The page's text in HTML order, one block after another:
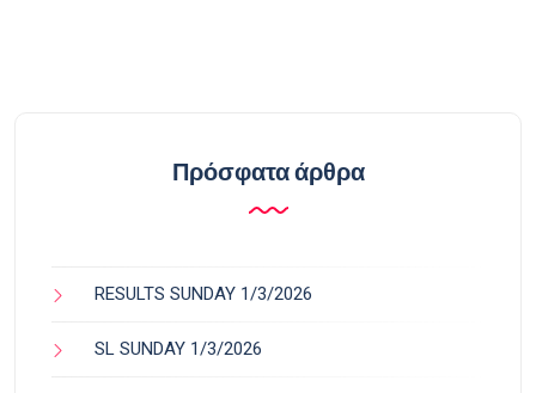
Πρόσφατα άρθρα
RESULTS SUNDAY 1/3/2026
SL SUNDAY 1/3/2026